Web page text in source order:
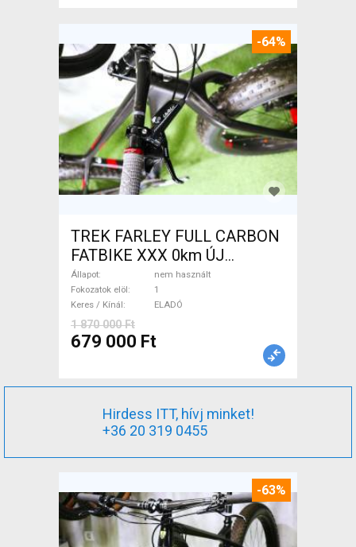
-64%
TREK FARLEY FULL CARBON
FATBIKE XXX 0km ÚJ
WAMPA CF Fatbike nem
használt ELADÓ
Állapot
nem használt
Fokozatok elöl
1
Keres / Kínál
ELADÓ
1 870 000 Ft
679 000 Ft
Hirdess ITT, hívj minket!
+36 20 319 0455
-63%